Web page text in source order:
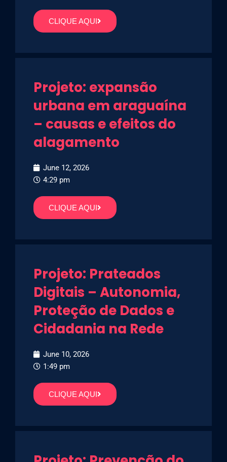
CLIQUE AQUI
Projeto: expansão
urbana em araguaína
– causas e efeitos do
alagamento
June 12, 2026
4:29 pm
CLIQUE AQUI
Projeto: Prateados
Digitais – Autonomia,
Proteção de Dados e
Cidadania na Rede
June 10, 2026
1:49 pm
CLIQUE AQUI